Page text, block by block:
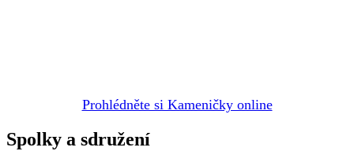
Prohlédněte si Kameničky online
Spolky a sdružení